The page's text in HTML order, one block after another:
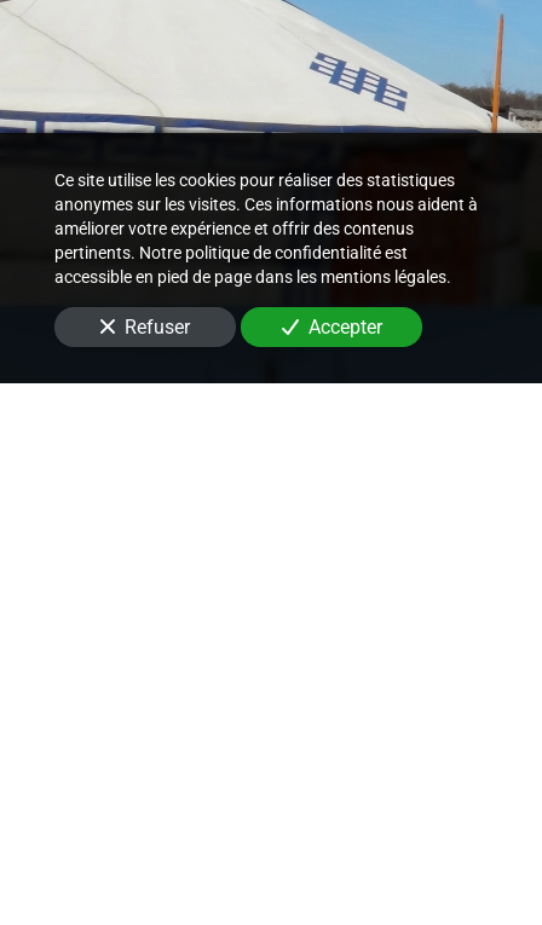
Ce site utilise les cookies pour réaliser des statistiques
anonymes sur les visites. Ces informations nous aident à
améliorer votre expérience et offrir des contenus
pertinents. Notre politique de confidentialité est
accessible en pied de page dans les mentions légales.
Refuser Accepter